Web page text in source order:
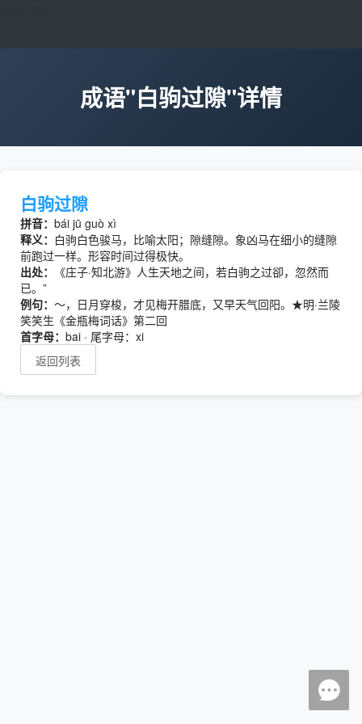
成语"白驹过隙"详情
白驹过隙
拼音： bái jū guò xì
释义： 白驹白色骏马，比喻太阳；隙缝隙。象凶马在细小的缝隙
前跑过一样。形容时间过得极快。
出处：
《庄子·知北游》人生天地之间，若白驹之过卻，忽然而
已。”
例句： ～，日月穿梭，才见梅开腊底，又早天气回阳。★明·兰陵
笑笑生《金瓶梅词话》第二回
首字母： bai · 尾字母：xi
返回列表